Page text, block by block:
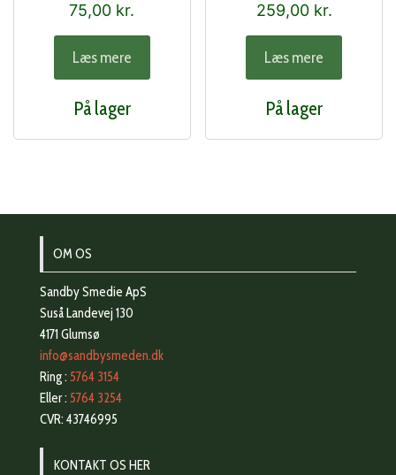
75,00 kr.
Læs mere
På lager
259,00 kr.
Læs mere
På lager
OM OS
Sandby Smedie ApS
Suså Landevej 130
4171 Glumsø
info@sandbysmeden.dk
Ring : 5764 3154
Eller : 5764 3254
CVR: 43746995
KONTAKT OS HER